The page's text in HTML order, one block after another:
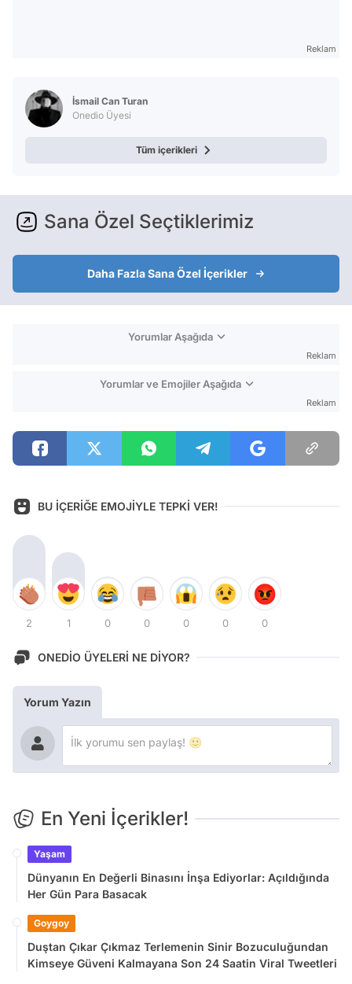
Reklam
İsmail Can Turan
Onedio Üyesi
Tüm içerikleri
Sana Özel Seçtiklerimiz
Daha Fazla Sana Özel İçerikler
Yorumlar Aşağıda
Reklam
Yorumlar ve Emojiler Aşağıda
Reklam
BU İÇERİĞE EMOJİYLE TEPKİ VER!
2 1 0 0 0 0 0
ONEDİO ÜYELERİ NE DİYOR?
Yorum Yazın
En Yeni İçerikler!
Yaşam
Dünyanın En Değerli Binasını İnşa Ediyorlar: Açıldığında
Her Gün Para Basacak
Goygoy
Duştan Çıkar Çıkmaz Terlemenin Sinir Bozuculuğundan
Kimseye Güveni Kalmayana Son 24 Saatin Viral Tweetleri